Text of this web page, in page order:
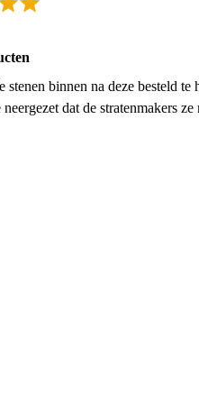
binnen na deze besteld
dat de stratenmakers